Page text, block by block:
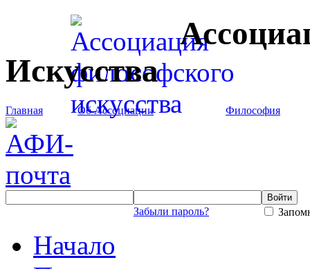
Искусства
Главная Об Ассоциации Философия
Забыли пароль?
Начало